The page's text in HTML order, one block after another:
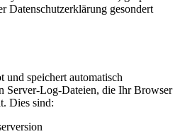
Datenschutzerklärung gesondert
und speichert automatisch
Server-Log-Dateien, die Ihr Browser
Dies sind: